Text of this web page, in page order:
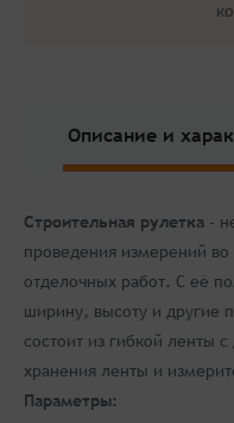
Описание и
Строительная рулетка -
проведения измерений
отделочных работ. С её
ширину, высоту и другие
состоит из гибкой ленты
хранения ленты и
Параметры: